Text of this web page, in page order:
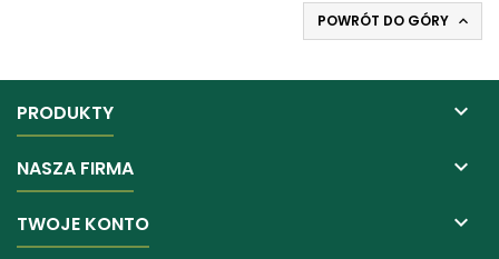
POWRÓT DO GÓRY 
PRODUKTY 
NASZA FIRMA 
TWOJE KONTO 